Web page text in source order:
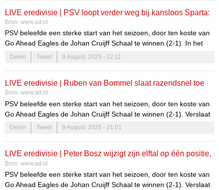
18.45 uur, volg alle ontwikkelingen in ons liveblog.
LIVE eredivisie | PSV loopt verder weg bij kansloos Sparta:
opnieuw gaat doelman Joël Drommel in de fout
Bron: www.ad.nl
PSV beleefde een sterke start van het seizoen, door ten koste van
Go Ahead Eagles de Johan Cruijff Schaal te winnen (2-1). In het
eerste eredivisieduel is Sparta de tegenstander. Het staat 4-0. Volg
het hier live.
Delen Tweet 9 August, 2025 - 22:11
LIVE eredivisie | Ruben van Bommel slaat razendsnel toe
tegen Sparta, van PSV gehuurde keeper gaat niet vrijuit
Bron: www.ad.nl
PSV beleefde een sterke start van het seizoen, door ten koste van
Go Ahead Eagles de Johan Cruijff Schaal te winnen (2-1). Verslaat
de ploeg van Peter Bosz ook Sparta in het eerste eredivisieduel?
Volg het hier live.
Delen Tweet 9 August, 2025 - 21:01
LIVE eredivisie | Peter Bosz wijzigt zijn elftal op één positie,
Ricardo Pepi ontbreekt in selectie PSV tegen Sparta
Bron: www.ad.nl
PSV beleefde een sterke start van het seizoen, door ten koste van
Go Ahead Eagles de Johan Cruijff Schaal te winnen (2-1). Verslaat